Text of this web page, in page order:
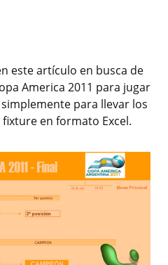
este artículo en busca de
America 2011 para jugar
para llevar los
en formato Excel.